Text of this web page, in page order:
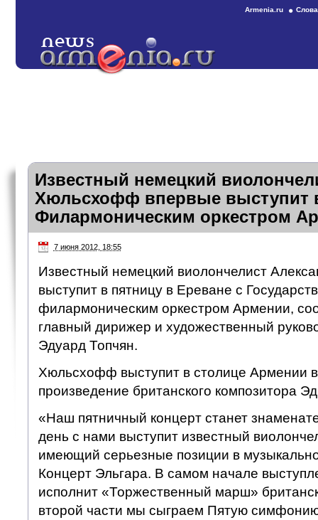
Armenia.ru
Известный немецкий
Хюльсхофф впервые выступит
Филармоническим оркестром
7 июня 2012, 18:55
Известный немецкий виолончелист
выступит в пятницу в Ереване с
филармоническим оркестром Армении,
главный дирижер и художественный
Эдуард Топчян.
Хюльсхофф выступит в столице Армении
произведение британского композитора
«Наш пятничный концерт станет
день с нами выступит известный
имеющий серьезные позиции в
Концерт Эльгара. В самом начале
исполнит «Торжественный марш»
второй части мы сыграем Пятую